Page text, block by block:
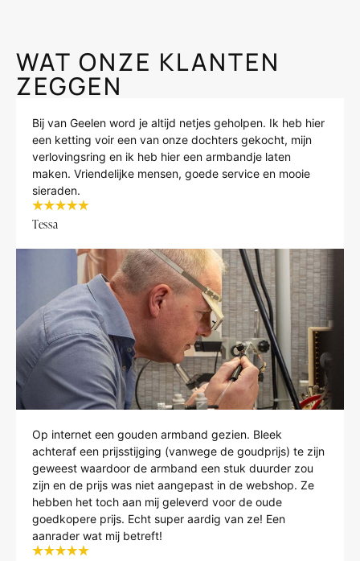
WAT ONZE KLANTEN
ZEGGEN
Bij van Geelen word je altijd netjes geholpen. Ik heb hier
een ketting voir een van onze dochters gekocht, mijn
verlovingsring en ik heb hier een armbandje laten
maken. Vriendelijke mensen, goede service en mooie
sieraden.
Tessa
Op internet een gouden armband gezien. Bleek
achteraf een prijsstijging (vanwege de goudprijs) te zijn
geweest waardoor de armband een stuk duurder zou
zijn en de prijs was niet aangepast in de webshop. Ze
hebben het toch aan mij geleverd voor de oude
goedkopere prijs. Echt super aardig van ze! Een
aanrader wat mij betreft!